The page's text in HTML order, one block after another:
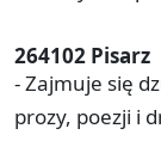
264102 Pisarz
- Zajmuje się
prozy, poezji i